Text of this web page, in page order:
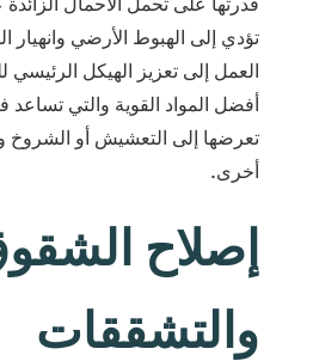
تؤدي إلى الهبوط الأرضي وانهيار
العمل إلى تعزيز الهيكل الرئيسي
أفضل المواد القوية والتي تساعد
تعرضها إلى التعشيش أو الشروخ
أخرى.
إصلاح
والتشققات